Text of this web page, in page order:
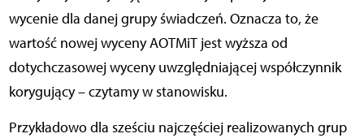
wycenie dla danej grupy świadczeń. Oznacza to, że
wartość nowej wyceny AOTMiT jest wyższa od
dotychczasowej wyceny uwzględniającej współczynnik
korygujący – czytamy w stanowisku.
Przykładowo dla sześciu najczęściej realizowanych grup